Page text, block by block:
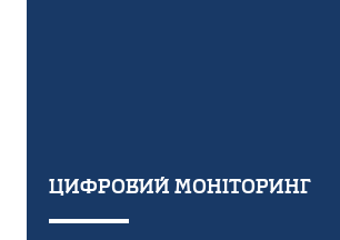
ЦИФРОВИЙ МОНІТОРИНГ